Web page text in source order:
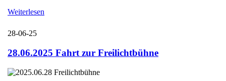
Weiterlesen
28-06-25
28.06.2025 Fahrt zur Freilichtbühne